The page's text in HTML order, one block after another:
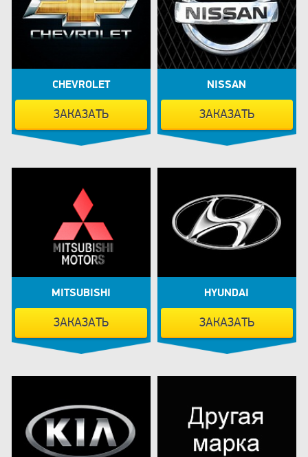
CHEVROLET
ЗАКАЗАТЬ
NISSAN
ЗАКАЗАТЬ
MITSUBISHI
ЗАКАЗАТЬ
HYUNDAI
ЗАКАЗАТЬ